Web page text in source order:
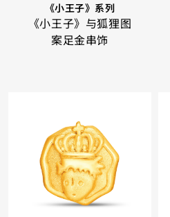
《小王子》系列
《小王子》与狐狸图
案足金串饰